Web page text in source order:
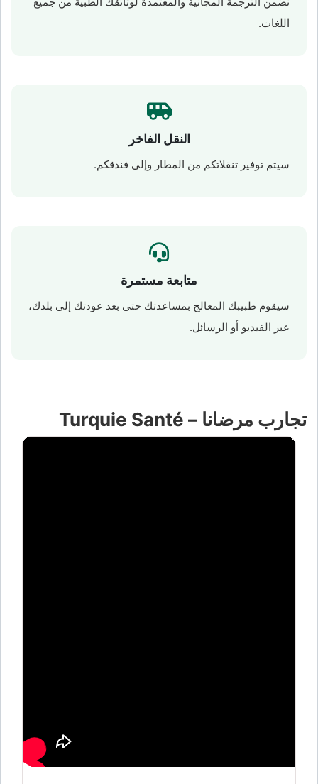
اللغات.
النقل الفاخر
سيتم توفير تنقلاتكم من المطار وإلى فندقكم.
متابعة مستمرة
سيقوم طبيبك المعالج بمساعدتك حتى بعد عودتك إلى بلدك،
عبر الفيديو أو الرسائل.
تجارب مرضانا – Turquie Santé